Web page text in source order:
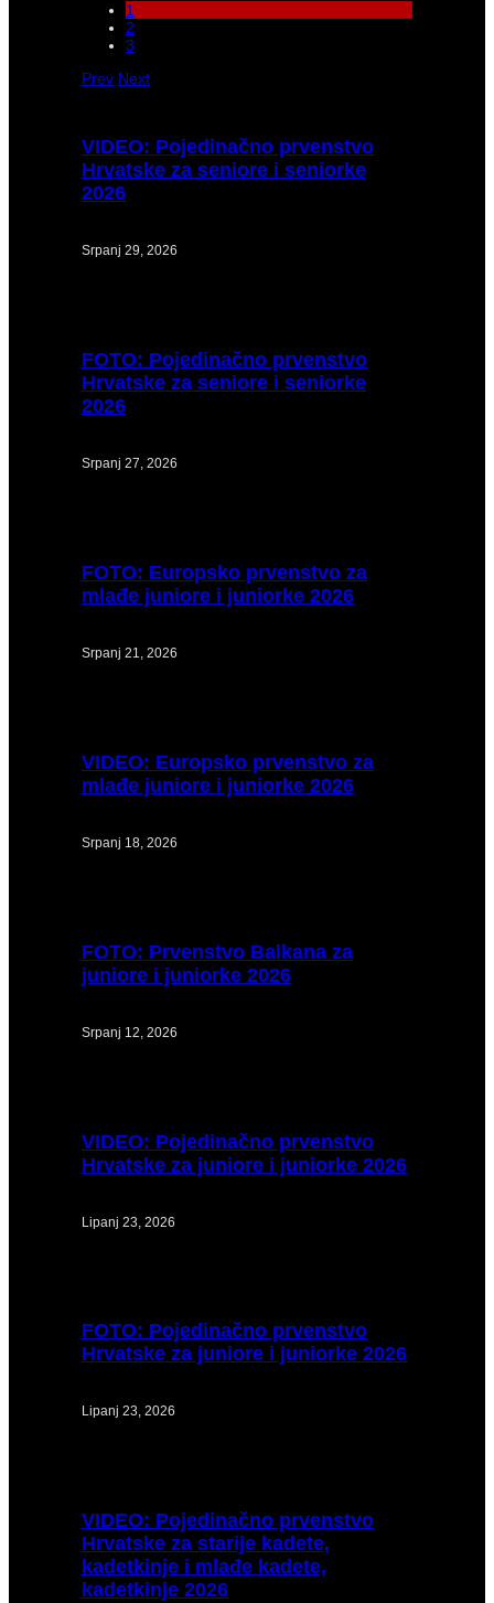
1
2
3
Prev Next
VIDEO: Pojedinačno prvenstvo
Hrvatske za seniore i seniorke
2026
Srpanj 29, 2026
FOTO: Pojedinačno prvenstvo
Hrvatske za seniore i seniorke
2026
Srpanj 27, 2026
FOTO: Europsko prvenstvo za
mlađe juniore i juniorke 2026
Srpanj 21, 2026
VIDEO: Europsko prvenstvo za
mlađe juniore i juniorke 2026
Srpanj 18, 2026
FOTO: Prvenstvo Balkana za
juniore i juniorke 2026
Srpanj 12, 2026
VIDEO: Pojedinačno prvenstvo
Hrvatske za juniore i juniorke 2026
Lipanj 23, 2026
FOTO: Pojedinačno prvenstvo
Hrvatske za juniore i juniorke 2026
Lipanj 23, 2026
VIDEO: Pojedinačno prvenstvo
Hrvatske za starije kadete,
kadetkinje i mlađe kadete,
kadetkinje 2026